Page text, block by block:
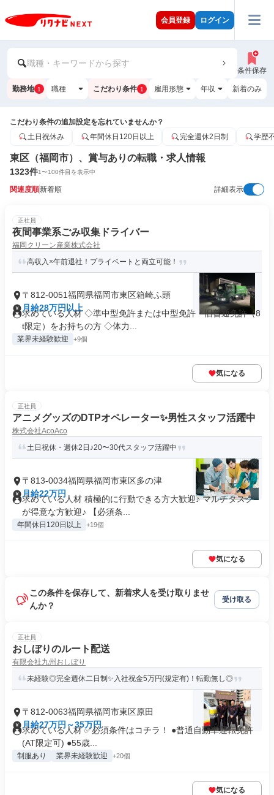
会員登録 ログイン
職種・キーワードから探す
条件保存
勤務地 1 職種 こだわり条件 1 雇用形態 年収 新着のみ
こだわり条件の追加設定を忘れていませんか？
土日祝休み
年間休日120日以上 完全週休2日制 学歴
東区（福岡市）、賞与ありの転職・求人情報
1323件1〜100件目を表示中
関連度順新着順 詳細表示
正社員
夜間事業系ごみ収集ドライバー
福岡クリーン産業株式会社
高収入×午前退社！プライベートと両立可能！
〒812-0051福岡県福岡市東区箱崎ふ頭
月給28万円以上
求めている人材 ◇準中型免許または中型免許・旧普通免許（8
t限定）をお持ちの方 ◇体力...
業界未経験歓迎 +9個
気になる
正社員
アニメグッズのDTPオペレーター✨男性スタッフ活躍中
株式会社AcoAco
土日祝休・週休2日♪20〜30代スタッフ活躍中
〒813-0034福岡県福岡市東区多の津
月給22万円
求めている人材 積極的に行動できる方大歓迎♪ マルチタスク
が得意な方歓迎♪ 【必須条...
年間休日120日以上 +19個
気になる
この条件を保存して、新着求人を受け取りませ
んか？
受け取る
正社員
おしぼりのルート配送
有限会社九州おしぼり
未経験◎完全週休二日制✨入社祝金5万円(規定有)！転勤無し◎
〒812-0063福岡県福岡市東区原田
月給27万円～35万円
求めている人材 ✅必須条件はコチラ！ ●普通自動車運転免許
(AT限定可) ●55歳...
制服あり 業界未経験歓迎 +20個
気になる